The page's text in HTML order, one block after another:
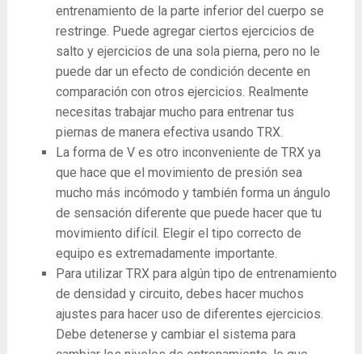
entrenamiento de la parte inferior del cuerpo se
restringe. Puede agregar ciertos ejercicios de
salto y ejercicios de una sola pierna, pero no le
puede dar un efecto de condición decente en
comparación con otros ejercicios. Realmente
necesitas trabajar mucho para entrenar tus
piernas de manera efectiva usando TRX.
La forma de V es otro inconveniente de TRX ya
que hace que el movimiento de presión sea
mucho más incómodo y también forma un ángulo
de sensación diferente que puede hacer que tu
movimiento difícil. Elegir el tipo correcto de
equipo es extremadamente importante.
Para utilizar TRX para algún tipo de entrenamiento
de densidad y circuito, debes hacer muchos
ajustes para hacer uso de diferentes ejercicios.
Debe detenerse y cambiar el sistema para